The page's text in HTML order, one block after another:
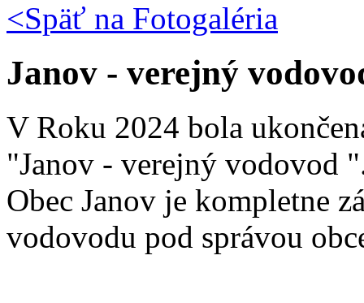
<Späť na Fotogaléria
Janov - verejný
V Roku 2024 bola
"Janov - verejný vodovod
Obec Janov je kompletne
vodovodu pod správou